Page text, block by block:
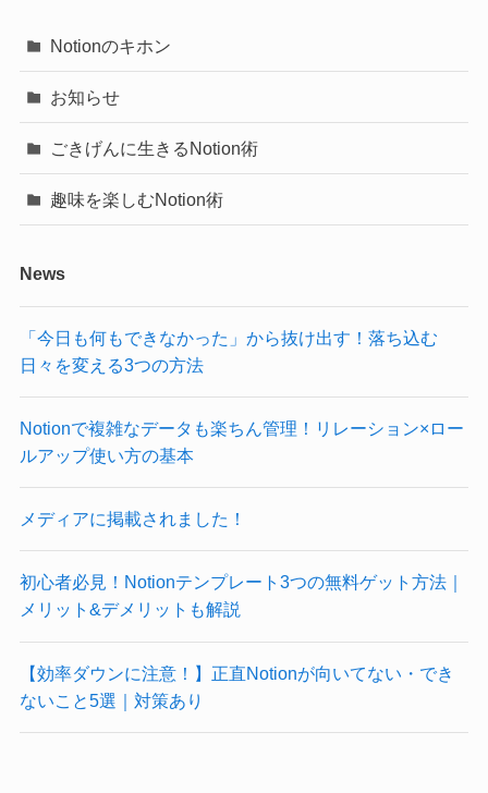
Notionのキホン
お知らせ
ごきげんに生きるNotion術
趣味を楽しむNotion術
News
「今日も何もできなかった」から抜け出す！落ち込む
日々を変える3つの方法
Notionで複雑なデータも楽ちん管理！リレーション×ロー
ルアップ使い方の基本
メディアに掲載されました！
初心者必見！Notionテンプレート3つの無料ゲット方法｜
メリット&デメリットも解説
【効率ダウンに注意！】正直Notionが向いてない・でき
ないこと5選｜対策あり